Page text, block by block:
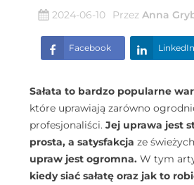
2024-06-10 Przez Anna
Facebook LinkedIn
Sałata to bardzo popularne
które uprawiają zarówno
profesjonaliści. Jej uprawa jest
prosta, a satysfakcja ze
upraw jest ogromna. W tym
kiedy siać sałatę oraz jak to